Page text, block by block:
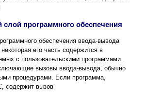
слой программного обеспечения
обеспечения ввода-вывода
его часть содержится в
с пользовательскими программами.
вызовы ввода-вывода, обычно
процедурами. Если программа,
содержит вызов